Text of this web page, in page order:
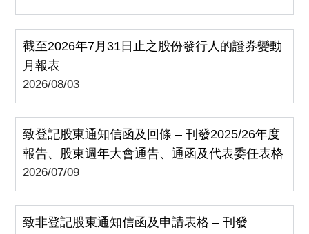
截至2026年7月31日止之股份發行人的證券變動
月報表
2026/08/03
致登記股東通知信函及回條 – 刊發2025/26年度
報告、股東週年大會通告、通函及代表委任表格
2026/07/09
致非登記股東通知信函及申請表格 – 刊發